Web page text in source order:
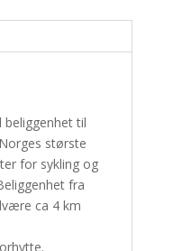
til
største
for sykling og
fra
ca 4 km